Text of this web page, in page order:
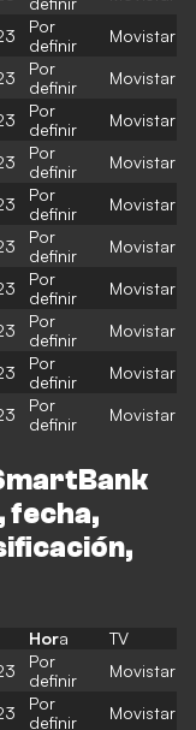
Por
definir
Movistar
Por
definir
Movistar
Por
definir
Movistar
Por
definir
Movistar
Por
definir
Movistar
Por
definir
Movistar
Por
definir
Movistar
Por
definir
Movistar
Por
definir
Movistar
Por
definir
Movistar
fecha,
Hora
TV
Por
definir
Movistar
Por
definir
Movistar